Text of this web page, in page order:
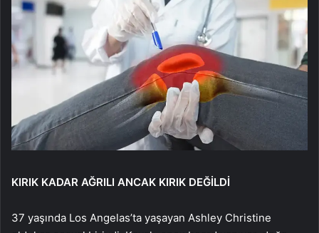
KIRIK KADAR AĞRILI ANCAK KIRIK DEĞİLDİ
37 yaşında Los Angelas’ta yaşayan Ashley Christine